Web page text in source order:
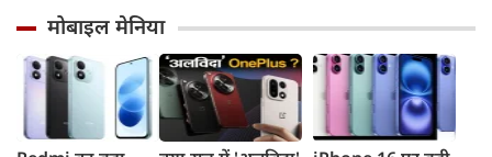
का बड़ा वार, सीनेट में
बिल पास
भारत पर 100%
टैरिफ का खतरा;
Gen Z पर कंगना का
यू-टर्न
लोगों
रहीं
मोबाइल मेनिया